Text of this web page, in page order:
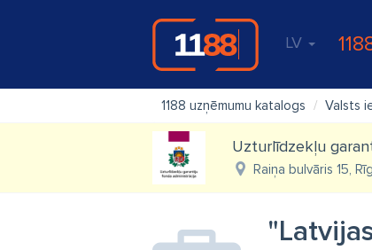
LV
1188 uzņēmumu katalogs Valsts
Uzturlīdzekļu
Raiņa bulvāris 15,